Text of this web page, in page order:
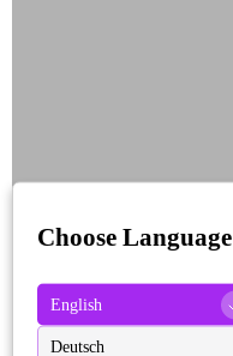
Choose Language
English
Deutsch